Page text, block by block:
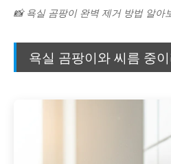
📸 욕실 곰팡이 완벽 제거 방법 알아
욕실 곰팡이와 씨름 중